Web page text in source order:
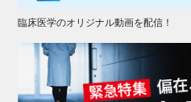
臨床医学のオリジナル動画を配信！